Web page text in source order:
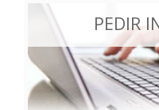
PEDIR